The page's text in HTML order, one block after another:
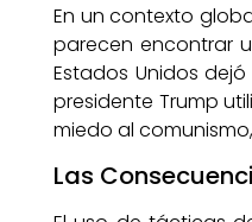
En un contexto
parecen encontrar
Estados Unidos
presidente Trump
miedo al
Las